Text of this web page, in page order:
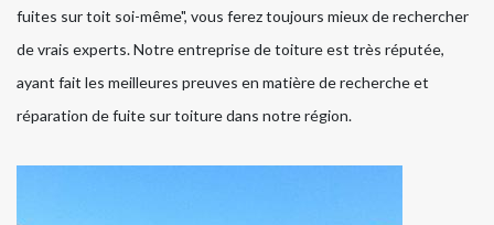
fuites sur toit soi-même", vous ferez toujours mieux de rechercher
de vrais experts. Notre entreprise de toiture est très réputée,
ayant fait les meilleures preuves en matière de recherche et
réparation de fuite sur toiture dans notre région.